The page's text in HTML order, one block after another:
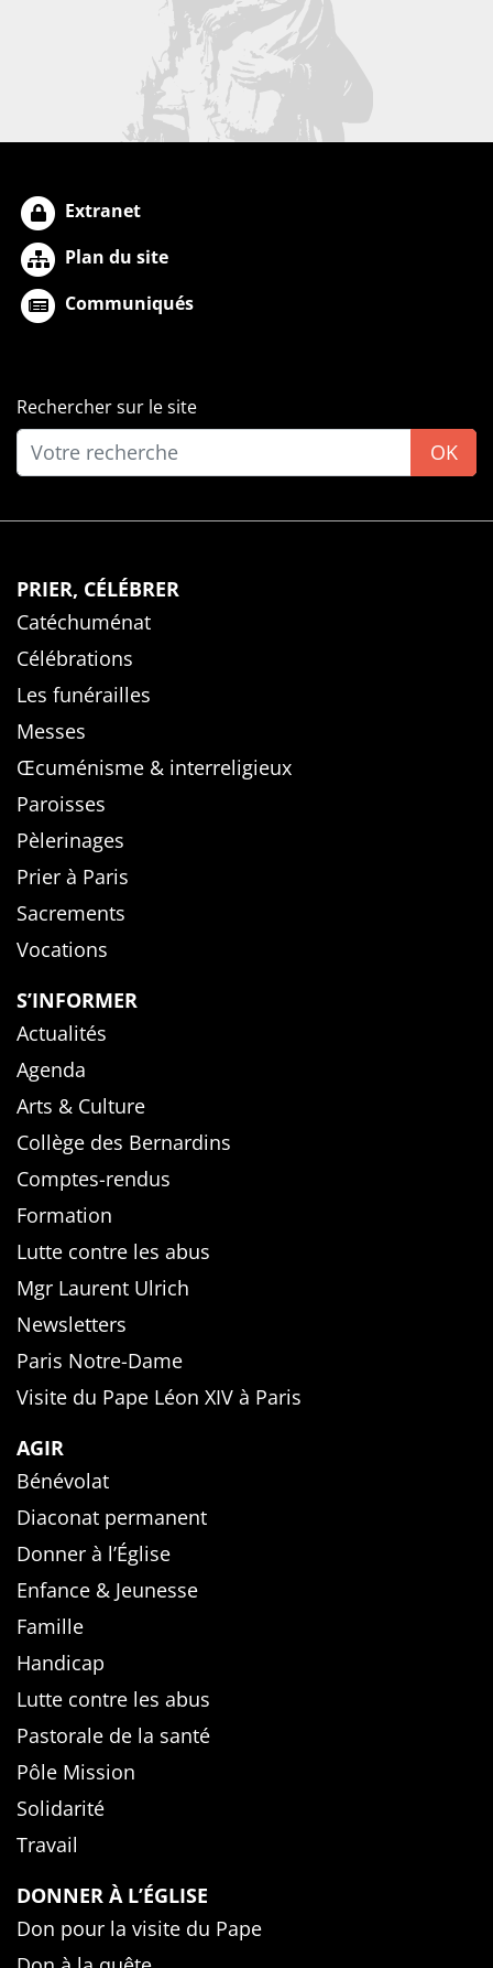
Extranet
Plan du site
Communiqués
Rechercher sur le site
OK
PRIER, CÉLÉBRER
Catéchuménat
Célébrations
Les funérailles
Messes
Œcuménisme & interreligieux
Paroisses
Pèlerinages
Prier à Paris
Sacrements
Vocations
S’INFORMER
Actualités
Agenda
Arts & Culture
Collège des Bernardins
Comptes-rendus
Formation
Lutte contre les abus
Mgr Laurent Ulrich
Newsletters
Paris Notre-Dame
Visite du Pape Léon XIV à Paris
AGIR
Bénévolat
Diaconat permanent
Donner à l’Église
Enfance & Jeunesse
Famille
Handicap
Lutte contre les abus
Pastorale de la santé
Pôle Mission
Solidarité
Travail
DONNER À L’ÉGLISE
Don pour la visite du Pape